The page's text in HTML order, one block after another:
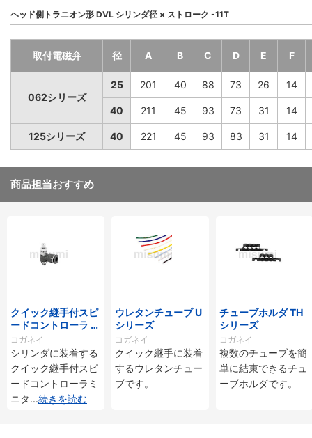
ヘッド側トラニオン形 DVL シリンダ径 × ストローク -11T
取付電磁弁 径 A B C D E F
062シリーズ
25 201 40 88 73 26 14
40 211 45 93 73 31 14
125シリーズ 40 221 45 93 83 31 14
商品担当おすすめ
クイック継手付スピ
ードコントローラ ス
タンダードタイプ S
C□-M・SS□-Mシ
リーズ
コガネイ
シリンダに装着する
クイック継手付スピ
ードコントローラミ
ニタ...続きを読む
ウレタンチューブ U
シリーズ
コガネイ
クイック継手に装着
するウレタンチュー
ブです。
チューブホルダ TH
シリーズ
コガネイ
複数のチューブを簡
単に結束できるチュ
ーブホルダです。